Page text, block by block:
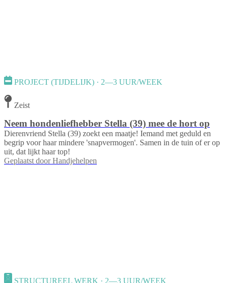
PROJECT (TIJDELIJK) · 2—3 UUR/WEEK
Zeist
Neem hondenliefhebber Stella (39) mee de hort op
Dierenvriend Stella (39) zoekt een maatje! Iemand met geduld en
begrip voor haar mindere 'snapvermogen'. Samen in de tuin of er op
uit, dat lijkt haar top!
Geplaatst door Handjehelpen
STRUCTUREEL WERK · 2—3 UUR/WEEK